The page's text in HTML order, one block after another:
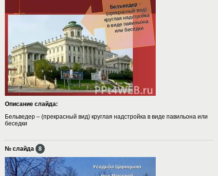
Описание слайда:
Бельведер – (прекрасный вид) круглая надстройка в виде павильона или
беседки
№ слайда 8